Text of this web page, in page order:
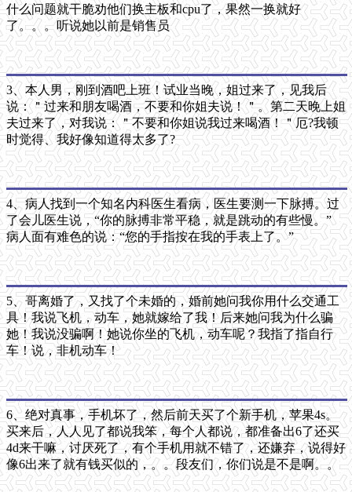
什么问题就干脆劝他们换主板和cpu了，果然一换就好
了。。。听说她以前是销售员
3、本人男，刚到酒吧上班！试业当晚，姐过来了，见我后
说：＂过来和朋友喝酒，不要和你姐夫说！＂。第二天晚上姐
夫过来了，对我说：＂不要和你姐说我过来喝酒！＂厄?我顿
时觉得、我好像知道得太多了?
4、病人找到一个知名内科医生看病，医生要测一下脉搏。过
了会儿医生说，“你的脉搏非常平稳，就是跳动的有些慢。”
病人面有难色的说：“您的手指按在我的手表上了。”
5、哥离婚了，又找了个未婚的，婚前她问我你用什么交通工
具！我说飞机，动车，她就嫁给了我！后来她问我为什么骗
她！我说没骗啊！她说你坐的飞机，动车呢？我指了指自行
车！说，非机动车！
6、绝对真事，手机坏了，然后前天买了个新手机，苹果4s。
买来后，人人见了都说我笨，每个人都说，都准备出6了还买
4d来干嘛，讨厌死了，有个手机用就不错了，还嫌弃，说得好
像6出来了就有钱买似的，。。段友们，你们说是不是啊。。